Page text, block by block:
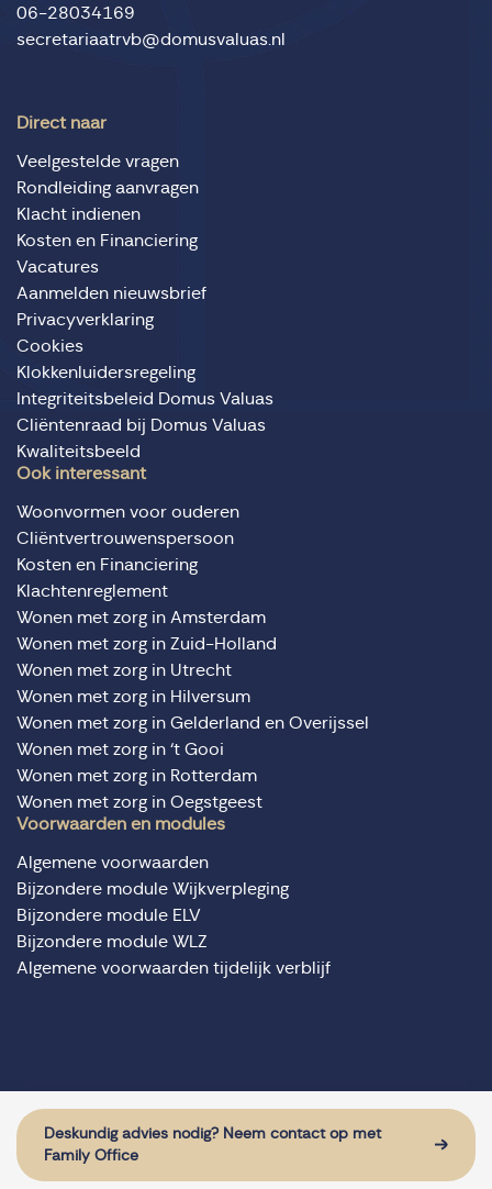
Deskundig advies nodig? Neem contact op met
Family Office
06-28034169
secretariaatrvb@domusvaluas.nl
Direct naar
Veelgestelde vragen
Rondleiding aanvragen
Klacht indienen
Kosten en Financiering
Vacatures
Aanmelden nieuwsbrief
Privacyverklaring
Cookies
Klokkenluidersregeling
Integriteitsbeleid Domus Valuas
Cliëntenraad bij Domus Valuas
Kwaliteitsbeeld
Ook interessant
Woonvormen voor ouderen
Cliëntvertrouwenspersoon
Kosten en Financiering
Klachtenreglement
Wonen met zorg in Amsterdam
Wonen met zorg in Zuid-Holland
Wonen met zorg in Utrecht
Wonen met zorg in Hilversum
Wonen met zorg in Gelderland en Overijssel
Wonen met zorg in ‘t Gooi
Wonen met zorg in Rotterdam
Wonen met zorg in Oegstgeest
Voorwaarden en modules
Algemene voorwaarden
Bijzondere module Wijkverpleging
Bijzondere module ELV
Bijzondere module WLZ
Algemene voorwaarden tijdelijk verblijf
Website door: Sturdy Digital